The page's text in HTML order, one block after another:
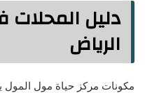
دليل
الرياض
مكونات مركز حياة مول المول